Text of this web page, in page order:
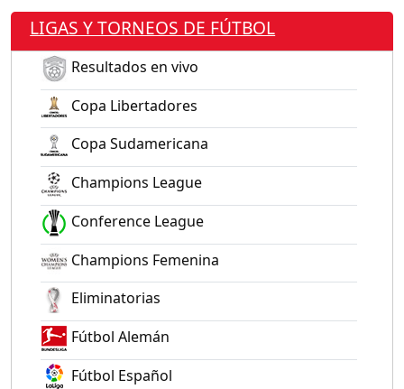
LIGAS Y TORNEOS DE FÚTBOL
Resultados en vivo
Copa Libertadores
Copa Sudamericana
Champions League
Conference League
Champions Femenina
Eliminatorias
Fútbol Alemán
Fútbol Español